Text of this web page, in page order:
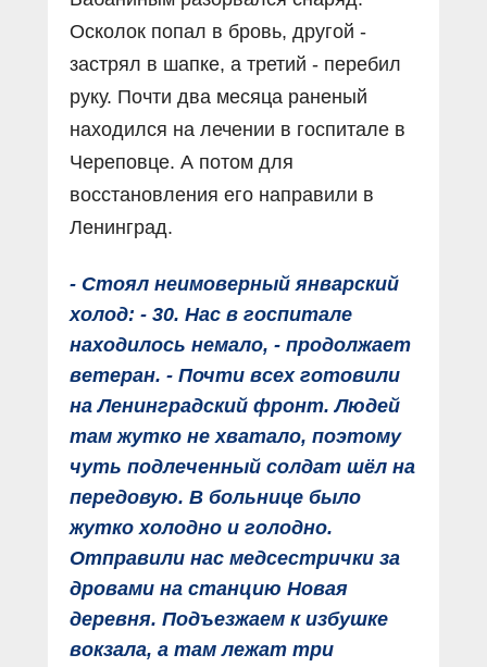
Осколок попал в бровь, другой -
застрял в шапке, а третий - перебил
руку. Почти два месяца раненый
находился на лечении в госпитале в
Череповце. А потом для
восстановления его направили в
Ленинград.
- Стоял неимоверный январский
холод: - 30. Нас в госпитале
находилось немало, - продолжает
ветеран. - Почти всех готовили
на Ленинградский фронт. Людей
там жутко не хватало, поэтому
чуть подлеченный солдат шëл на
передовую. В больнице было
жутко холодно и голодно.
Отправили нас медсестрички за
дровами на станцию Новая
деревня. Подъезжаем к избушке
вокзала, а там лежат три